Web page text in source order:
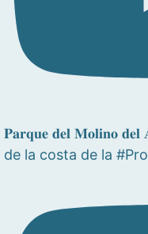
𝐏𝐚𝐫𝐪𝐮𝐞 𝐝𝐞𝐥 𝐌𝐨𝐥𝐢𝐧𝐨
de la costa de la